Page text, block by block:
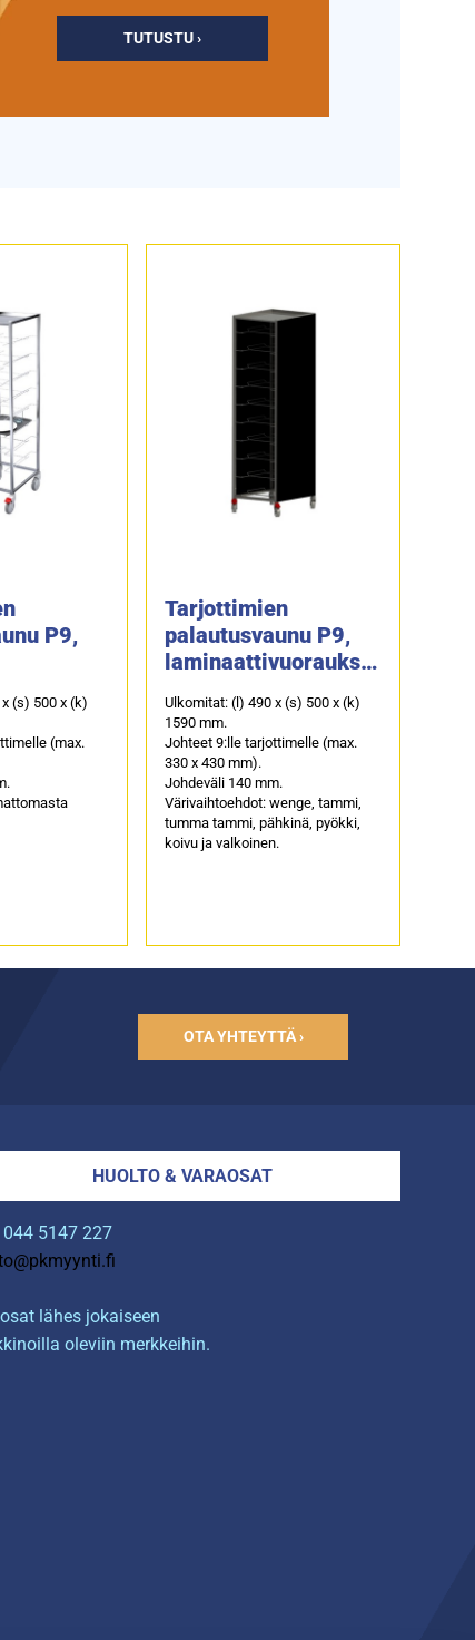
TUTUSTU ›
P9,
(s) 500 x (k)
(max.
Tarjottimien
palautusvaunu P9,
laminaattivuorauksel
Ulkomitat: (l) 490 x (s) 500 x (k)
1590 mm.
Johteet 9:lle tarjottimelle (max.
330 x 430 mm).
Johdeväli 140 mm.
Värivaihtoehdot: wenge, tammi,
tumma tammi, pähkinä, pyökki,
koivu ja valkoinen.
OTA YHTEYTTÄ ›
HUOLTO & VARAOSAT
044 5147 227
lähes jokaiseen
oleviin merkkeihin.